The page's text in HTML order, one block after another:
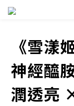
《雪漾
神經醯
潤透亮